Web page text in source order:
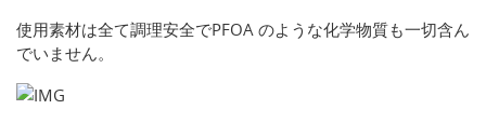
使用素材は全て調理安全でPFOA のような化学物質も一切含ん
でいません。